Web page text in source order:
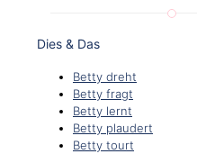
Dies & Das
Betty dreht
Betty fragt
Betty lernt
Betty plaudert
Betty tourt